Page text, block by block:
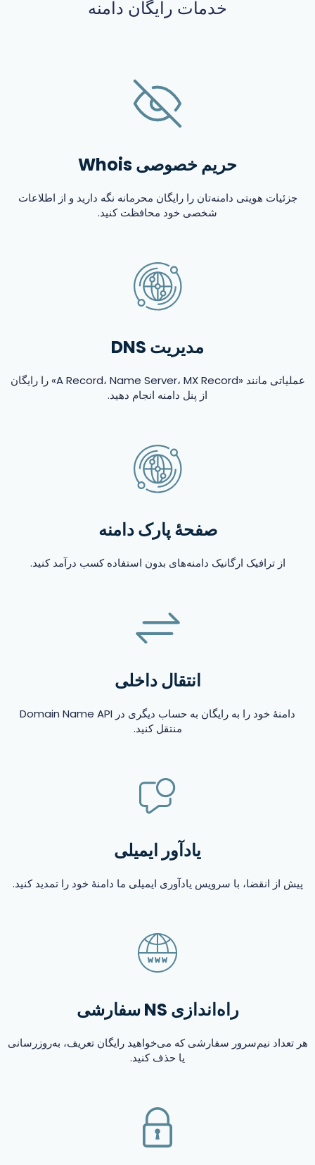
خدمات رایگان دامنه
حریم خصوصی Whois
جزئیات هویتی دامنه‌تان را رایگان محرمانه نگه دارید و از اطلاعات
شخصی خود محافظت کنید.
مدیریت DNS
عملیاتی مانند «A Record، Name Server، MX Record» را رایگان
از پنل دامنه انجام دهید.
صفحهٔ پارک دامنه
از ترافیک ارگانیک دامنه‌های بدون استفاده کسب درآمد کنید.
انتقال داخلی
دامنهٔ خود را به رایگان به حساب دیگری در Domain Name API
منتقل کنید.
یادآور ایمیلی
پیش از انقضا، با سرویس یادآوری ایمیلی ما دامنهٔ خود را تمدید کنید.
راه‌اندازی NS سفارشی
هر تعداد نیم‌سرور سفارشی که می‌خواهید رایگان تعریف، به‌روزرسانی
یا حذف کنید.